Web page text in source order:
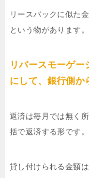
リースバックに似た
という物があります。
リバースモーゲ
にして、銀行側か
返済は毎月では無く
括で返済する形です。
貸し付けられる金額